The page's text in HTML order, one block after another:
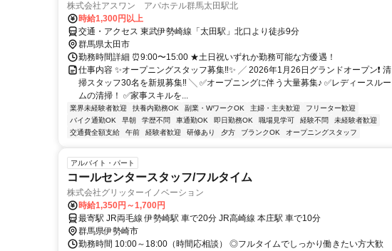
株式会社アスワン アパホテル群馬太田駅北
時給1,300円以上
交通・アクセス 東武伊勢崎線「太田駅」北口より徒歩9分
群馬県太田市
勤務時間詳細 ⏰9:00〜15:00 ★土日祝いずれか勤務可能な方優遇！
仕事内容 ✨オープニングスタッフ募集‼✨ ╱ 2026年1月26日グランドオープン❗ 清
掃スタッフ30名を新規募集‼ ╲ ✅オープニングに伴う大量募集♪ ✅レディースルー
ムの清掃！ ✅家事スキルを...
業界未経験者歓迎 扶養内勤務OK 副業・WワークOK 主婦・主夫歓迎
フリーター歓迎
バイク通勤OK
早朝 学歴不問 車通勤OK 即日勤務OK 職場見学可 経験不問
未経験者歓迎
交通費全額支給
午前 経験者歓迎 研修あり 夕方 ブランクOK オープニングスタッフ
アルバイト・パート
コールセンタースタッフ/フルタイム
株式会社グリッターイノベーション
時給1,350円～1,700円
最寄駅 JR両毛線 伊勢崎駅 車で20分 JR高崎線 本庄駅 車で10分
群馬県伊勢崎市
勤務時間 10:00～18:00（時間応相談） ◎フルタイムでしっかり働きたい方大歓